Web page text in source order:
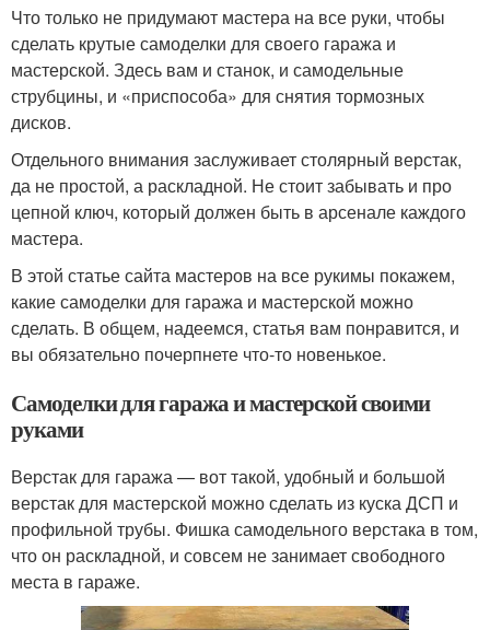
Что только не придумают мастера на все руки, чтобы
сделать крутые самоделки для своего гаража и
мастерской. Здесь вам и станок, и самодельные
струбцины, и «приспособа» для снятия тормозных
дисков.
Отдельного внимания заслуживает столярный верстак,
да не простой, а раскладной. Не стоит забывать и про
цепной ключ, который должен быть в арсенале каждого
мастера.
В этой статье сайта мастеров на все рукимы покажем,
какие самоделки для гаража и мастерской можно
сделать. В общем, надеемся, статья вам понравится, и
вы обязательно почерпнете что-то новенькое.
Самоделки для гаража и мастерской своими
руками
Верстак для гаража — вот такой, удобный и большой
верстак для мастерской можно сделать из куска ДСП и
профильной трубы. Фишка самодельного верстака в том,
что он раскладной, и совсем не занимает свободного
места в гараже.